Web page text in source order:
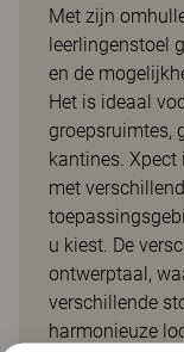
Met zijn
leerlingenstoel
en de
Het is ideaal
groepsruimtes,
kantines.
met
u kiest. De
ontwerptaal,
verschillende
harmonieuze